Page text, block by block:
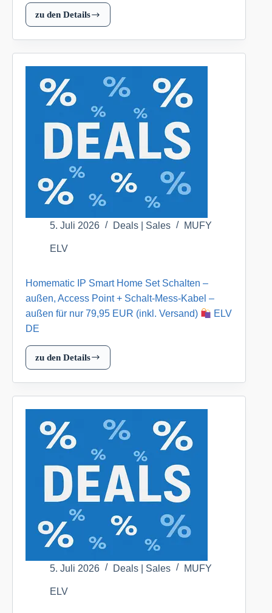
zu den Details
ELV
DE
5. Juli 2026 Deals | Sales MUFY
ELV
Homematic IP Smart Home Set Schalten –
außen, Access Point + Schalt-Mess-Kabel –
außen für nur 79,95 EUR (inkl. Versand)
ELV
DE
zu den Details
Homematic
Home
Set
Schalten
–
außen,
Access
Point
+
Schalt-
Mess-
–
5. Juli 2026 Deals | Sales MUFY
ELV